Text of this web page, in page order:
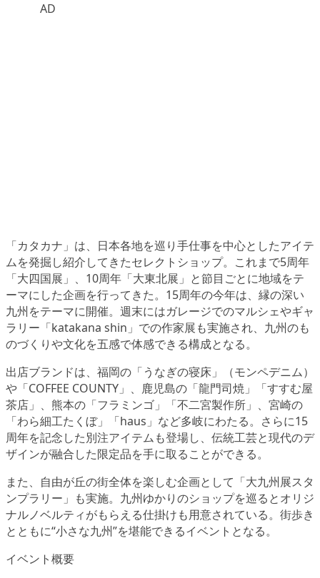
AD
「カタカナ」は、日本各地を巡り手仕事を中心としたアイテ
ムを発掘し紹介してきたセレクトショップ。これまで5周年
「大四国展」、10周年「大東北展」と節目ごとに地域をテ
ーマにした企画を行ってきた。15周年の今年は、縁の深い
九州をテーマに開催。週末にはガレージでのマルシェやギャ
ラリー「katakana shin」での作家展も実施され、九州のも
のづくりや文化を五感で体感できる構成となる。
出店ブランドは、福岡の「うなぎの寝床」（モンペデニム）
や「COFFEE COUNTY」、鹿児島の「龍門司焼」「すすむ屋
茶店」、熊本の「フラミンゴ」「不二宮製作所」、宮崎の
「わら細工たくぼ」「haus」など多岐にわたる。さらに15
周年を記念した別注アイテムも登場し、伝統工芸と現代のデ
ザインが融合した限定品を手に取ることができる。
また、自由が丘の街全体を楽しむ企画として「大九州展スタ
ンプラリー」も実施。九州ゆかりのショップを巡るとオリジ
ナルノベルティがもらえる仕掛けも用意されている。街歩き
とともに“小さな九州”を堪能できるイベントとなる。
イベント概要